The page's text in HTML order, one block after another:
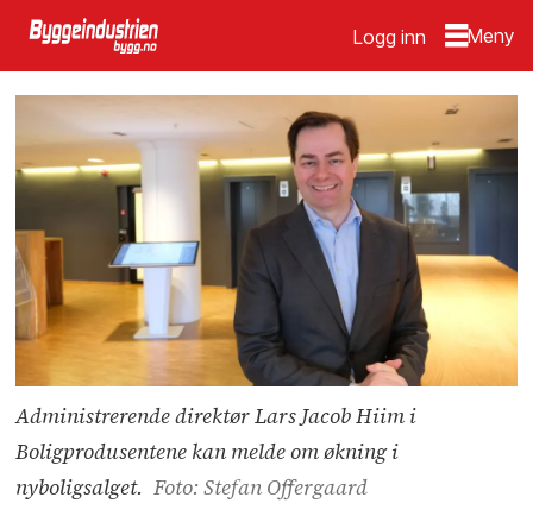
Logg inn
Administrerende direktør Lars Jacob Hiim i
Boligprodusentene kan melde om økning i
nyboligsalget. Foto: Stefan Offergaard